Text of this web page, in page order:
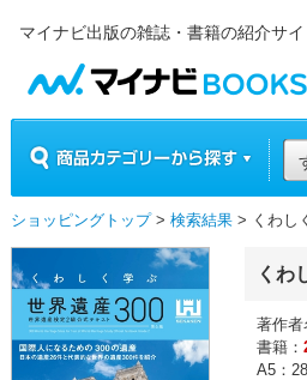
マイナビ出版の雑誌・書籍の紹介サイ
ショッピングトップ> 検索結果 > くわし
くわ
著作者
書籍：
A5：